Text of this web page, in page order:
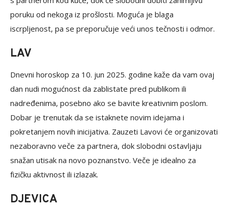
poruku od nekoga iz prošlosti. Moguća je blaga
iscrpljenost, pa se preporučuje veći unos tečnosti i odmor.
LAV
Dnevni horoskop za 10. jun 2025. godine kaže da vam ovaj
dan nudi mogućnost da zablistate pred publikom ili
nadređenima, posebno ako se bavite kreativnim poslom.
Dobar je trenutak da se istaknete novim idejama i
pokretanjem novih inicijativa. Zauzeti Lavovi će organizovati
nezaboravno veče za partnera, dok slobodni ostavljaju
snažan utisak na novo poznanstvo. Veče je idealno za
fizičku aktivnost ili izlazak.
DJEVICA